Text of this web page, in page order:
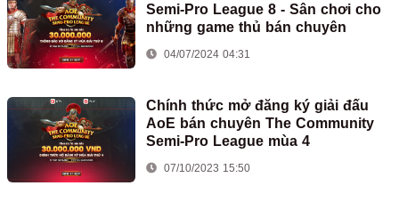
Semi-Pro League 8 - Sân chơi cho
những game thủ bán chuyên
04/07/2024 04:31
Chính thức mở đăng ký giải đấu
AoE bán chuyên The Community
Semi-Pro League mùa 4
07/10/2023 15:50